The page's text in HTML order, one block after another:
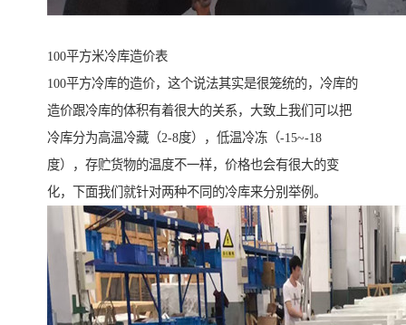
100平方米冷库造价表
100平方冷库的造价，这个说法其实是很笼统的，冷库的
造价跟冷库的体积有着很大的关系，大致上我们可以把
冷库分为高温冷藏（2-8度），低温冷冻（-15~-18
度），存贮货物的温度不一样，价格也会有很大的变
化，下面我们就针对两种不同的冷库来分别举例。